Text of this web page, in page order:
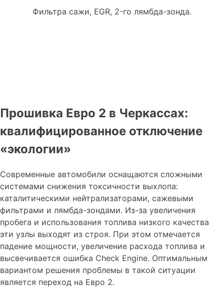
Фильтра сажи, EGR, 2-го лямбда-зонда.
Прошивка Евро 2 в Черкассах:
квалифицированное отключение
«экологии»
Современные автомобили оснащаются сложными
системами снижения токсичности выхлопа:
каталитическими нейтрализаторами, сажевыми
фильтрами и лямбда-зондами. Из-за увеличения
пробега и использования топлива низкого качества
эти узлы выходят из строя. При этом отмечается
падение мощности, увеличение расхода топлива и
высвечивается ошибка Check Engine. Оптимальным
вариантом решения проблемы в такой ситуации
является переход на Евро 2.